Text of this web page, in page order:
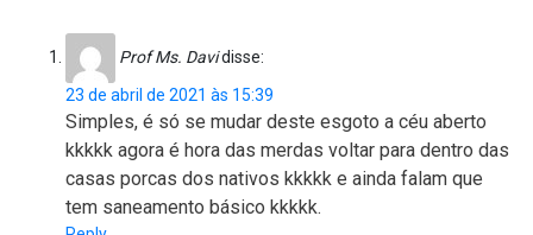
Prof Ms. Davidisse:
23 de abril de 2021 às 15:39
Simples, é só se mudar deste esgoto a céu aberto
kkkkk agora é hora das merdas voltar para dentro das
casas porcas dos nativos kkkkk e ainda falam que
tem saneamento básico kkkkk.